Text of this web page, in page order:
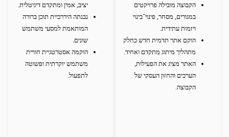
הקבוצה מובילה פרויקטים
במגורים, מסחר, פינוי־בינוי
ויזמות עתידית.
הוקם אתר תדמית חדש כחלק
מתהליך מיתוג מתקדם ואחיד.
האתר מציג את הפעילות,
הערכים והחזון העסקי של
הקבוצה.
יציב, אמין ומתקדם דיגיטלית.
נבנתה היררכיית תוכן ברורה
המותאמת למסעי משתמש
שונים.
הוקמה אסטרטגיית חוויית
משתמש יוקרתית ופשוטה
לתפעול.